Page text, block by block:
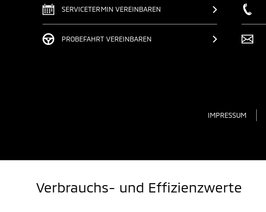
SERVICETERMIN VEREINBAREN
PROBEFAHRT VEREINBAREN
IMPRESSUM
Verbrauchs- und Effizienzwerte